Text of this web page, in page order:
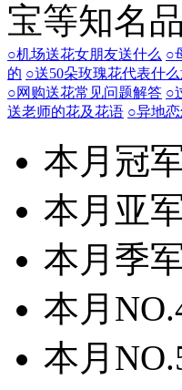
宝等知名
○机场送花女朋友送什么 ○
的 ○送50朵玫瑰花代表什
○网购送花常见问题解答 ○
送老师的花及花语 ○异地
本月冠
本月亚
本月季
本月
本月